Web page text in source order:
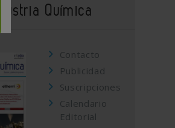
Química
Contacto
Publicidad
Suscripciones
Calendario
Editorial